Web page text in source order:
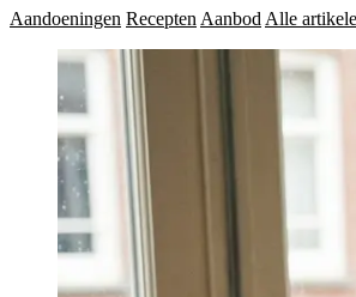
Aandoeningen Recepten Aanbod Alle